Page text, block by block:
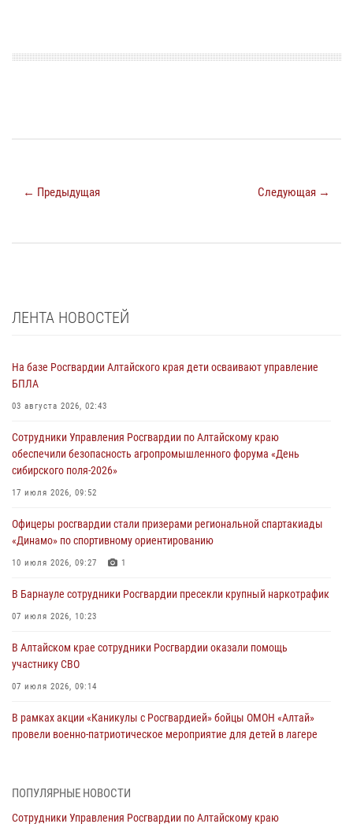
← Предыдущая Следующая →
ЛЕНТА НОВОСТЕЙ
На базе Росгвардии Алтайского края дети осваивают управление
БПЛА
03 августа 2026, 02:43
Сотрудники Управления Росгвардии по Алтайскому краю
обеспечили безопасность агропромышленного форума «День
сибирского поля-2026»
17 июля 2026, 09:52
Офицеры росгвардии стали призерами региональной спартакиады
«Динамо» по спортивному ориентированию
10 июля 2026, 09:27 1
В Барнауле сотрудники Росгвардии пресекли крупный наркотрафик
07 июля 2026, 10:23
В Алтайском крае сотрудники Росгвардии оказали помощь
участнику СВО
07 июля 2026, 09:14
В рамках акции «Каникулы с Росгвардией» бойцы ОМОН «Алтай»
провели военно-патриотическое мероприятие для детей в лагере
акции «Коробка храбрости»
ПОПУЛЯРНЫЕ НОВОСТИ
Сотрудники Управления Росгвардии по Алтайскому краю